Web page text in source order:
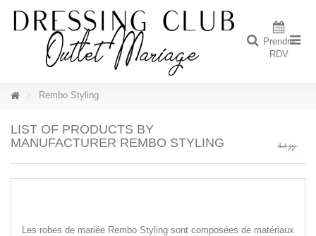
Prendre
RDV
Rembo Styling
LIST OF PRODUCTS BY
MANUFACTURER REMBO STYLING
Les robes de mariée Rembo Styling sont composées de matériaux